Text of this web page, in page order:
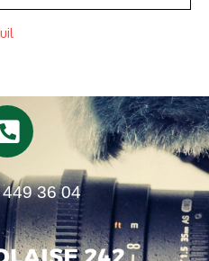
36 04